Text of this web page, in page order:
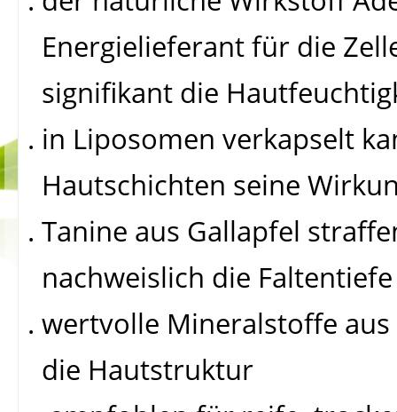
Energielieferant für die
signifikant die
. in Liposomen verkapselt
Hautschichten seine
. Tanine aus Gallapfel
nachweislich die Faltentiefe
. wertvolle Mineralstoffe
die Hautstruktur